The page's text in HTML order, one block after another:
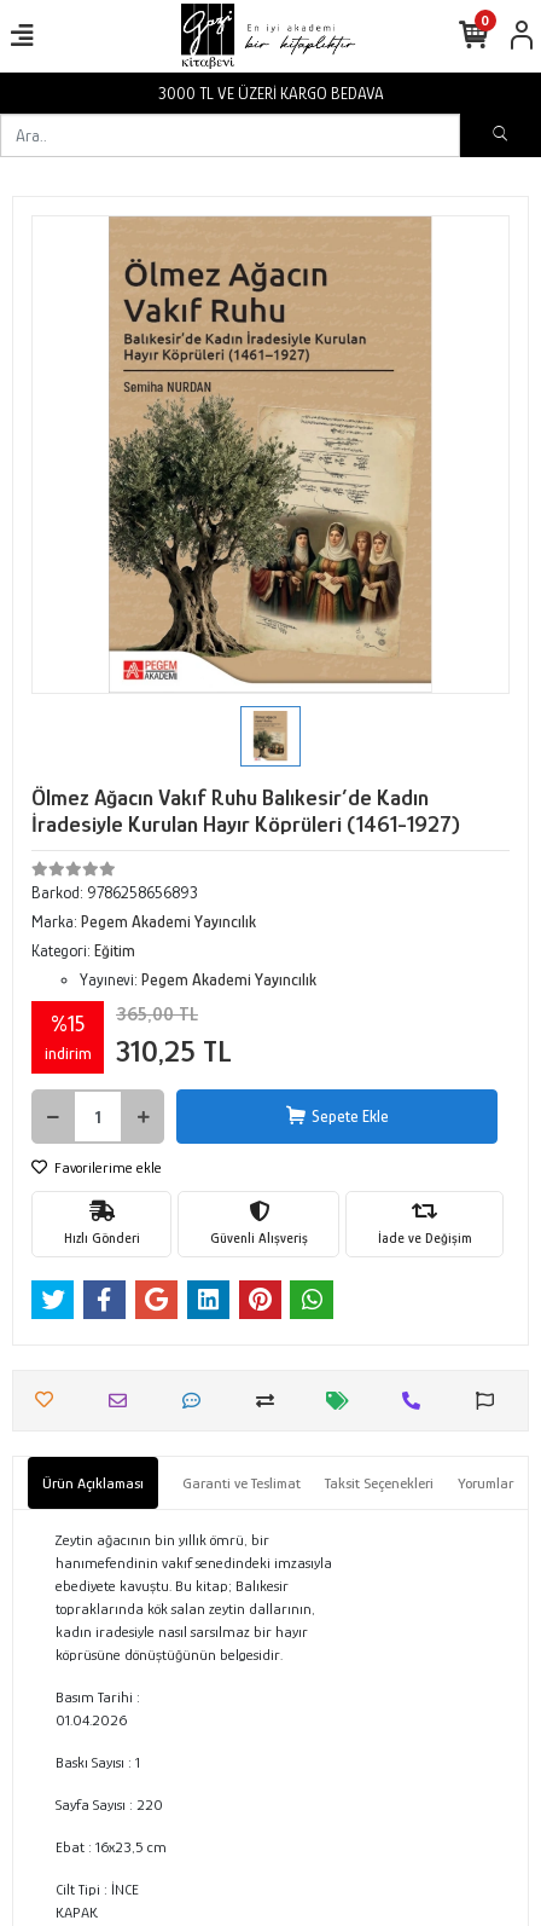
3000 TL VE ÜZERİ KARGO BEDAVA
0
Ölmez Ağacın Vakıf Ruhu Balıkesir’de Kadın
İradesiyle Kurulan Hayır Köprüleri (1461-1927)
Barkod: 9786258656893
Marka: Pegem Akademi Yayıncılık
Kategori: Eğitim
Yayınevi: Pegem Akademi Yayıncılık
%15
indirim
365,00 TL
310,25 TL
Sepete Ekle
Favorilerime ekle
Hızlı Gönderi Güvenli Alışveriş İade ve Değişim
Ürün Açıklaması Garanti ve Teslimat Taksit Seçenekleri Yorumlar
Zeytin ağacının bin yıllık ömrü, bir
hanımefendinin vakıf senedindeki imzasıyla
ebediyete kavuştu. Bu kitap; Balıkesir
topraklarında kök salan zeytin dallarının,
kadın iradesiyle nasıl sarsılmaz bir hayır
köprüsüne dönüştüğünün belgesidir.
Basım Tarihi :
01.04.2026
Baskı Sayısı : 1
Sayfa Sayısı : 220
Ebat : 16x23,5 cm
Cilt Tipi : İNCE
KAPAK